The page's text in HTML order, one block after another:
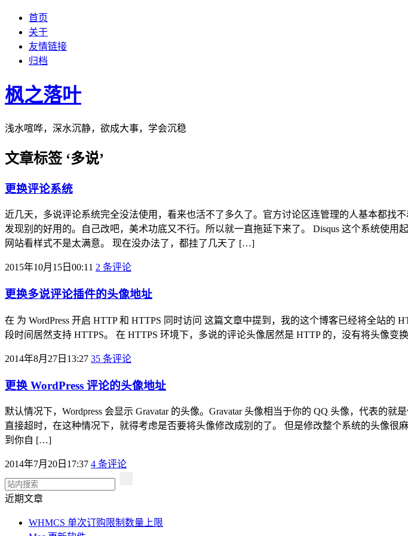
首页
关于
友情链接
归档
枫之落叶
浅水喧哗，深水沉静，欲成大事，学会沉稳
文章标签 ‘多说’
更换评论系统
近几天，多说评论系统完全没法使用，看来也活不了多久了。官方讨论区连管理的人基本都找
发现别的好用的。自己改吧，美术功底又不行。所以就一直拖延下来了。 Disqus 这个系统使
网站看样式不是太满意。 现在没办法了，都挂了几天了 […]
2015年10月15日00:11 2 条评论
更换多说评论插件的头像地址
在 为 WordPress 开启 HTTP 和 HTTPS 同时访问 这篇文章中提到，我的这个博客已经将全站
段时间居然支持 HTTPS。 在 HTTPS 环境下，多说的评论头像居然是 HTTP 的，没有将头像
2014年8月27日13:27 35 条评论
更换 WordPress 评论的头像地址
默认情况下，Wordpress 会显示 Gravatar 的头像。Gravatar 头像相当于你的 QQ 头像，代表的
直接超时，在这种情况下，就得考虑是否要将头像修改成别的了。 但是修改整个系统的头像
到你自 […]
2014年7月20日17:37 4 条评论
近期文章
WHMCS 单次订购限制数量上限